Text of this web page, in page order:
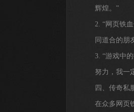
辉煌。”
2. “网页铁
同道合的朋
3. “游戏中
努力，我一
四、传奇私
在众多网页